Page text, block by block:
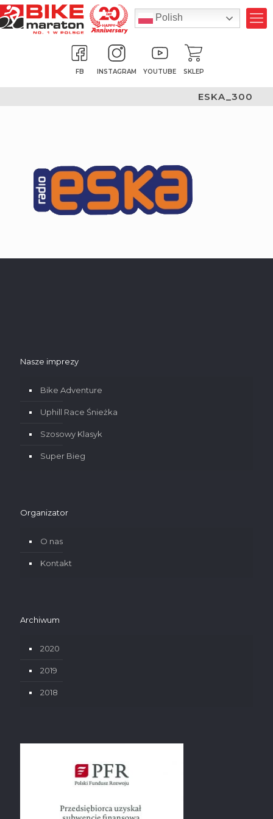
FB INSTAGRAM YOUTUBE SKLEP
Polish
ESKA_300
Nasze imprezy
Bike Adventure
Uphill Race Śnieżka
Szosowy Klasyk
Super Bieg
Organizator
O nas
Kontakt
Archiwum
2020
2019
2018